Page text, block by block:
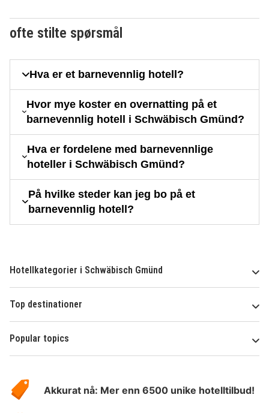
ofte stilte spørsmål
Hva er et barnevennlig hotell?
Hvor mye koster en overnatting på et
barnevennlig hotell i Schwäbisch Gmünd?
Hva er fordelene med barnevennlige
hoteller i Schwäbisch Gmünd?
På hvilke steder kan jeg bo på et
barnevennlig hotell?
Hotellkategorier i Schwäbisch Gmünd
Top destinationer
Popular topics
Hotelspecials
Akkurat nå: Mer enn 6500 unike hotelltilbud!